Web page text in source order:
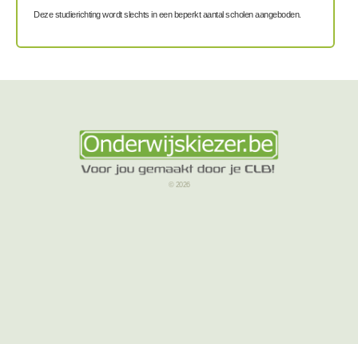
Deze studierichting wordt slechts in een beperkt aantal scholen aangeboden.
© 2026